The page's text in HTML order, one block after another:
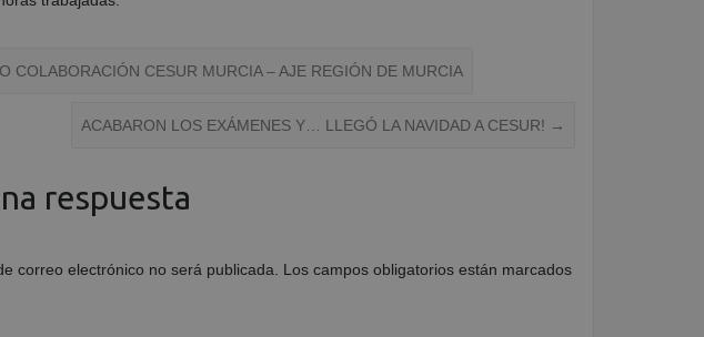
COLABORACIÓN CESUR MURCIA – AJE REGIÓN DE MURCIA
ACABARON LOS EXÁMENES Y… LLEGÓ LA NAVIDAD A CESUR! →
respuesta
correo electrónico no será publicada. Los campos obligatorios están marcados